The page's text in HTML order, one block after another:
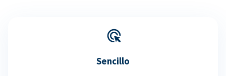
Sencillo